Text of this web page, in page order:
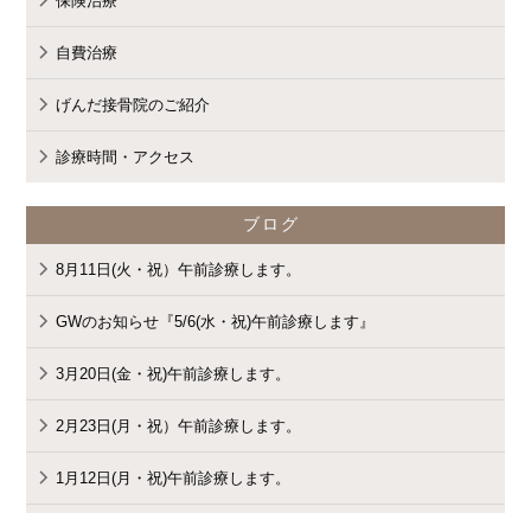
/home/cmspro17/genda-
komatsu.com/public_html/wp-
自費治療
げんだ接骨院のご紹介
診療時間・アクセス
ブログ
8月11日(火・祝）午前診療します。
GWのお知らせ『5/6(水・祝)午前診療します』
3月20日(金・祝)午前診療します。
2月23日(月・祝）午前診療します。
1月12日(月・祝)午前診療します。